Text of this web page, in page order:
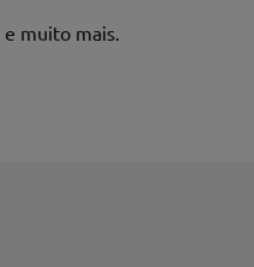
e muito mais.